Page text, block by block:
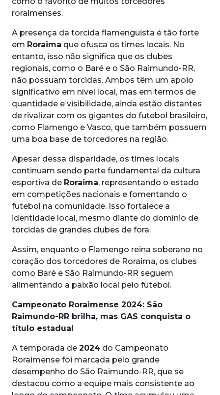
roraimenses.
A presença da torcida flamenguista é tão forte
em Roraima que ofusca os times locais. No
entanto, isso não significa que os clubes
regionais, como o Baré e o São Raimundo-RR,
não possuam torcidas. Ambos têm um apoio
significativo em nível local, mas em termos de
quantidade e visibilidade, ainda estão distantes
de rivalizar com os gigantes do futebol brasileiro,
como Flamengo e Vasco, que também possuem
uma boa base de torcedores na região.
Apesar dessa disparidade, os times locais
continuam sendo parte fundamental da cultura
esportiva de Roraima, representando o estado
em competições nacionais e fomentando o
futebol na comunidade. Isso fortalece a
identidade local, mesmo diante do domínio de
torcidas de grandes clubes de fora.
Assim, enquanto o Flamengo reina soberano no
coração dos torcedores de Roraima, os clubes
como Baré e São Raimundo-RR seguem
alimentando a paixão local pelo futebol.
Campeonato Roraimense 2024: São
Raimundo-RR brilha, mas GAS conquista o
título estadual
A temporada de 2024 do Campeonato
Roraimense foi marcada pelo grande
desempenho do São Raimundo-RR, que se
destacou como a equipe mais consistente ao